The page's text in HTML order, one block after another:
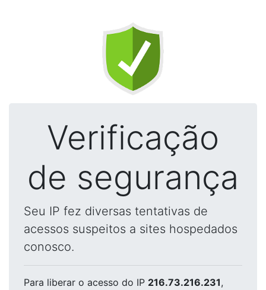
Verificação
de segurança
Seu IP fez diversas tentativas de
acessos suspeitos a sites hospedados
conosco.
Para liberar o acesso do IP 216.73.216.231,